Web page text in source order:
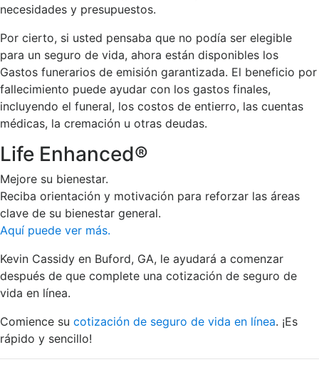
necesidades y presupuestos.
Por cierto, si usted pensaba que no podía ser elegible
para un seguro de vida, ahora están disponibles los
Gastos funerarios de emisión garantizada. El beneficio por
fallecimiento puede ayudar con los gastos finales,
incluyendo el funeral, los costos de entierro, las cuentas
médicas, la cremación u otras deudas.
Life Enhanced®
Mejore su bienestar.
Reciba orientación y motivación para reforzar las áreas
clave de su bienestar general.
Aquí puede ver más.
Kevin Cassidy en Buford, GA, le ayudará a comenzar
después de que complete una cotización de seguro de
vida en línea.
Comience su cotización de seguro de vida en línea. ¡Es
rápido y sencillo!